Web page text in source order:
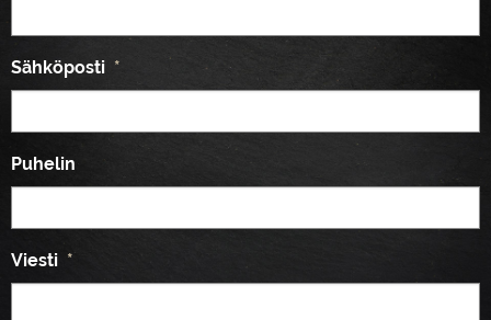
Sähköposti *
Puhelin
Viesti *